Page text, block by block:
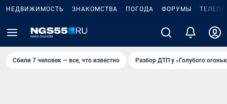
НЕДВИЖИМОСТЬ ЗНАКОМСТВА ПОГОДА ФОРУМЫ
Сбили 7 человек — все, что известно Разбор ДТП у «Голубого